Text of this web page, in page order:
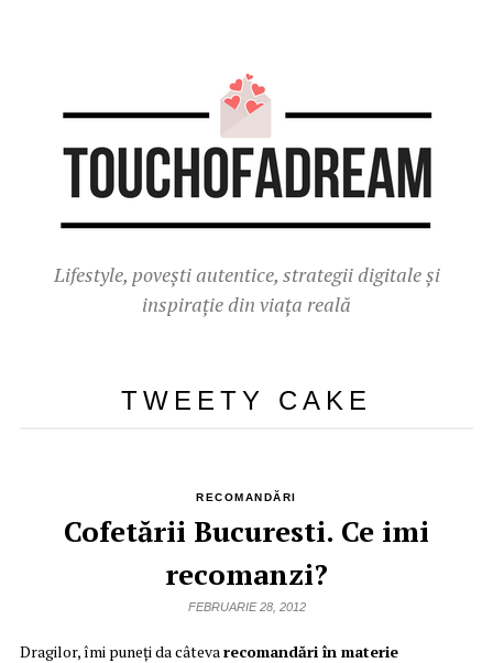
Lifestyle, povești autentice, strategii digitale și
inspirație din viața reală
TWEETY CAKE
RECOMANDĂRI
Cofetării Bucuresti. Ce imi
recomanzi?
FEBRUARIE 28, 2012
Dragilor, îmi puneţi da câtevarecomandări în materie